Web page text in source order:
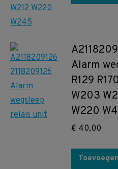
Alarm
R129
W203
W220
€ 40,00